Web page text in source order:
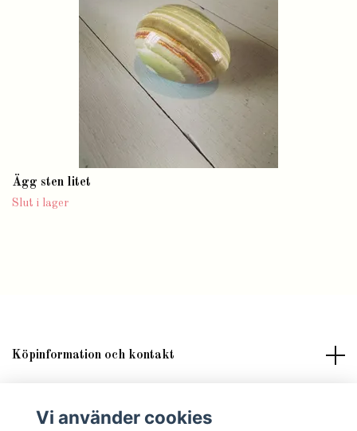
Ägg sten litet
Slut i lager
Köpinformation och kontakt
Vi använder cookies